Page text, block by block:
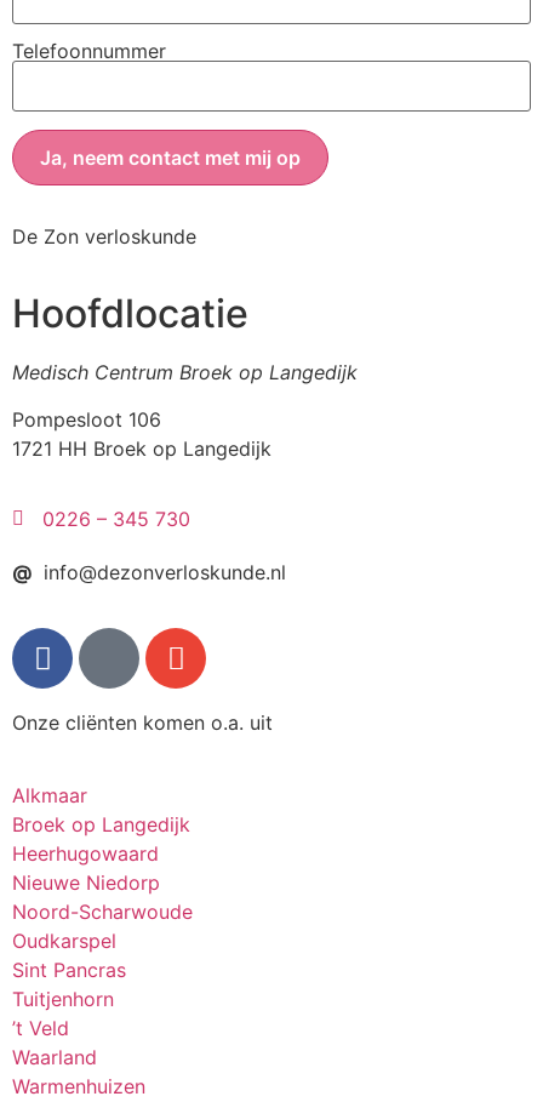
Telefoonnummer
De Zon verloskunde
Hoofdlocatie
Medisch Centrum Broek op Langedijk
Pompesloot 106
1721 HH Broek op Langedijk
0226 – 345 730
@ info@dezonverloskunde.nl
Onze cliënten komen o.a. uit
Alkmaar
Broek op Langedijk
Heerhugowaard
Nieuwe Niedorp
Noord-Scharwoude
Oudkarspel
Sint Pancras
Tuitjenhorn
’t Veld
Waarland
Warmenhuizen